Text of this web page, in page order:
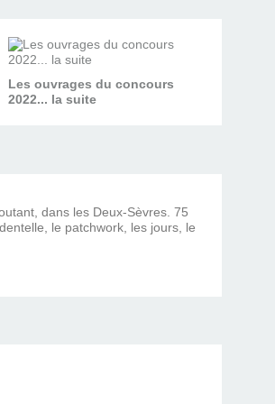
Les ouvrages du concours
2022... la suite
dans les Deux-Sèvres. 75
le patchwork, les jours, le